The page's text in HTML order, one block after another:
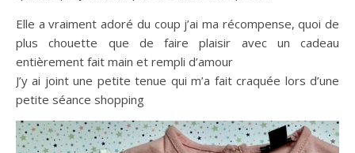
Elle a vraiment adoré du coup j’ai ma récompense, quoi de
plus chouette que de faire plaisir avec un cadeau
entièrement fait main et rempli d’amour
J’y ai joint une petite tenue qui m’a fait craquée lors d’une
petite séance shopping